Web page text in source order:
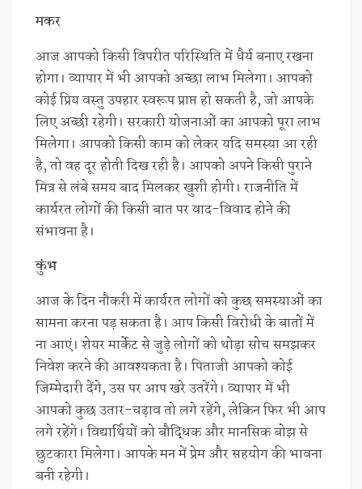
मकर
आज आपको किसी विपरीत परिस्थिति में धैर्य बनाए रखना
होगा। व्यापार में भी आपको अच्छा लाभ मिलेगा। आपको
कोई प्रिय वस्तु उपहार स्वरूप प्राप्त हो सकती है, जो आपके
लिए अच्छी रहेगी। सरकारी योजनाओं का आपको पूरा लाभ
मिलेगा। आपको किसी काम को लेकर यदि समस्या आ रही
है, तो वह दूर होती दिख रही है। आपको अपने किसी पुराने
मित्र से लंबे समय बाद मिलकर खुशी होगी। राजनीति में
कार्यरत लोगों की किसी बात पर वाद-विवाद होने की
संभावना है।
कुंभ
आज के दिन नौकरी में कार्यरत लोगों को कुछ समस्याओं का
सामना करना पड़ सकता है। आप किसी विरोधी के बातों में
ना आएं। शेयर मार्केट से जुड़े लोगों को थोड़ा सोच समझकर
निवेश करने की आवश्यकता है। पिताजी आपको कोई
जिम्मेदारी देंगे, उस पर आप खरे उतरेंगे। व्यापार में भी
आपको कुछ उतार-चढ़ाव तो लगे रहेंगे, लेकिन फिर भी आप
लगे रहेंगे। विद्यार्थियों को बौद्धिक और मानसिक बोझ से
छुटकारा मिलेगा। आपके मन में प्रेम और सहयोग की भावना
बनी रहेगी।